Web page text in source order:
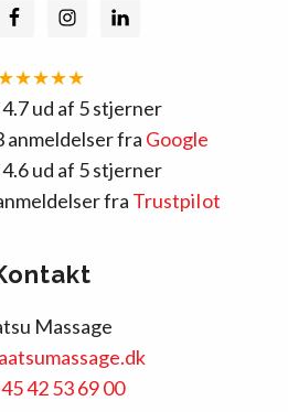
ud af 5 stjerner
anmeldelser fra Google
ud af 5 stjerner
fra TrustpiIot
Massage
42 53 69 00